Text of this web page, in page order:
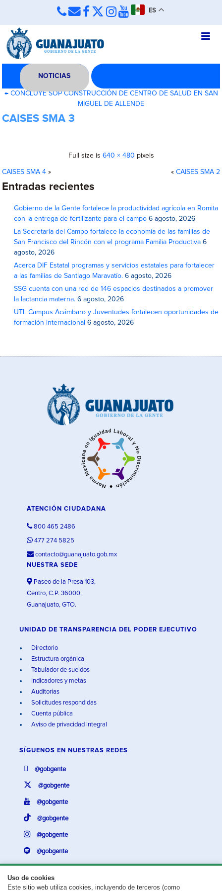
ES
NOTICIAS
←CONCLUYE SOP CONSTRUCCIÓN DE CENTRO DE SALUD EN SAN
MIGUEL DE ALLENDE
CAISES SMA 3
Full size is 640 × 480 pixels
CAISES SMA 4 » « CAISES SMA 2
Entradas recientes
Gobierno de la Gente fortalece la productividad agrícola en Romita
con la entrega de fertilizante para el campo 6 agosto, 2026
La Secretaria del Campo fortalece la economía de las familias de
San Francisco del Rincón con el programa Familia Productiva 6
agosto, 2026
Acerca DIF Estatal programas y servicios estatales para fortalecer
a las familias de Santiago Maravatío. 6 agosto, 2026
SSG cuenta con una red de 146 espacios destinados a promover
la lactancia materna. 6 agosto, 2026
UTL Campus Acámbaro y Juventudes fortalecen oportunidades de
formación internacional 6 agosto, 2026
Uso de cookies
Este sitio web utiliza cookies, incluyendo de terceros (como
ATENCIÓN CIUDADANA
800 465 2486
477 274 5825
contacto@guanajuato.gob.mx
NUESTRA SEDE
Paseo de la Presa 103,
Centro, C.P. 36000,
Guanajuato, GTO.
UNIDAD DE TRANSPARENCIA DEL PODER EJECUTIVO
Directorio
Estructura orgánica
Tabulador de sueldos
Indicadores y metas
Auditorías
Solicitudes respondidas
Cuenta pública
Aviso de privacidad integral
SÍGUENOS EN NUESTRAS REDES
@gobgente
@gobgente
@gobgente
@gobgente
@gobgente
@gobgente
¿Existe algún problema con esta página?Repórtalo aquí.